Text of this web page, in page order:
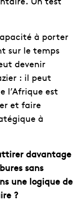
à porter
sur le temps
devenir
: il peut
l’Afrique est
et faire
à
davantage
sans
une logique de
?